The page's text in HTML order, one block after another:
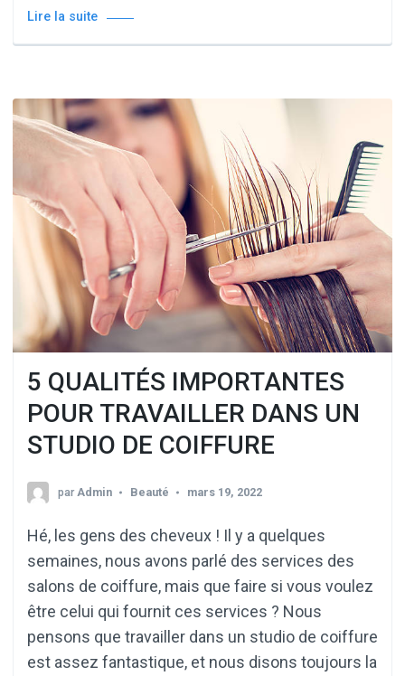
Lire la suite
5 QUALITÉS IMPORTANTES
POUR TRAVAILLER DANS UN
STUDIO DE COIFFURE
par Admin Beauté mars 19, 2022
Hé, les gens des cheveux ! Il y a quelques
semaines, nous avons parlé des services des
salons de coiffure, mais que faire si vous voulez
être celui qui fournit ces services ? Nous
pensons que travailler dans un studio de coiffure
est assez fantastique, et nous disons toujours la